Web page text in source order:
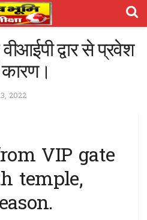
द्वार से प्रवेश
2022
VIP gate
temple,